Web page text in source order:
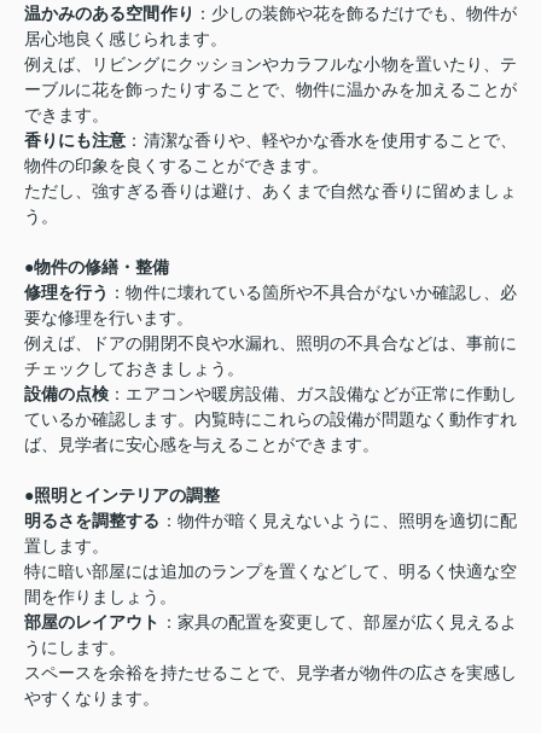
温かみのある空間作り ：少しの装飾や花を飾るだけでも、物件が
居心地良く感じられます。
例えば、リビングにクッションやカラフルな小物を置いたり、テ
ーブルに花を飾ったりすることで、物件に温かみを加えることが
できます。
香りにも注意 ：清潔な香りや、軽やかな香水を使用することで、
物件の印象を良くすることができます。
ただし、強すぎる香りは避け、あくまで自然な香りに留めましょ
う。
●物件の修繕・整備
修理を行う ：物件に壊れている箇所や不具合がないか確認し、必
要な修理を行います。
例えば、ドアの開閉不良や水漏れ、照明の不具合などは、事前に
チェックしておきましょう。
設備の点検 ：エアコンや暖房設備、ガス設備などが正常に作動し
ているか確認します。内覧時にこれらの設備が問題なく動作すれ
ば、見学者に安心感を与えることができます。
●照明とインテリアの調整
明るさを調整する ：物件が暗く見えないように、照明を適切に配
置します。
特に暗い部屋には追加のランプを置くなどして、明るく快適な空
間を作りましょう。
部屋のレイアウト ：家具の配置を変更して、部屋が広く見えるよ
うにします。
スペースを余裕を持たせることで、見学者が物件の広さを実感し
やすくなります。